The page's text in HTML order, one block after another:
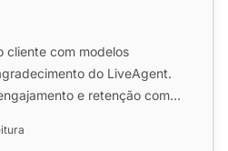
cliente com modelos
do LiveAgent.
e retenção com